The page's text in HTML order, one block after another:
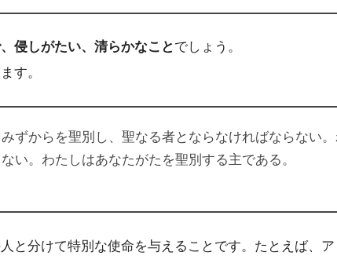
侵しがたい、清らかなこと でしょう。
す。
ずからを聖別し、聖なる者とならなければならない
い。わたしはあなたがたを聖別する主である。
と分けて特別な使命を与えることです。たとえば、